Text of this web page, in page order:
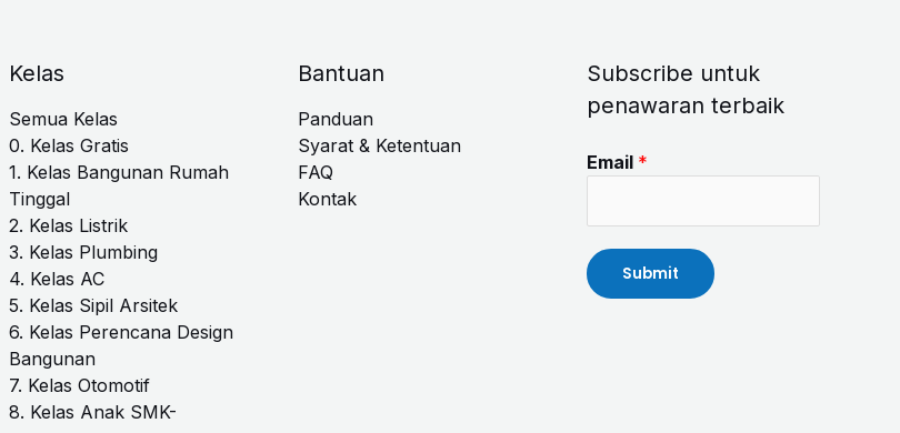
Kelas
Semua Kelas
0. Kelas Gratis
1. Kelas Bangunan Rumah
Tinggal
2. Kelas Listrik
3. Kelas Plumbing
4. Kelas AC
5. Kelas Sipil Arsitek
6. Kelas Perencana Design
Bangunan
7. Kelas Otomotif
8. Kelas Anak SMK-
Bantuan
Panduan
Syarat & Ketentuan
FAQ
Kontak
Subscribe untuk
penawaran terbaik
Email *
Submit